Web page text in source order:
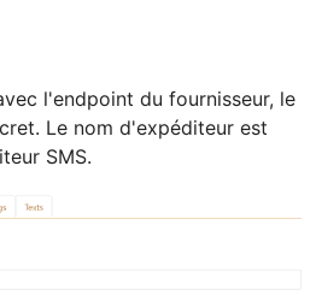
l'endpoint du fournisseur, le
Le nom d'expéditeur est
SMS.